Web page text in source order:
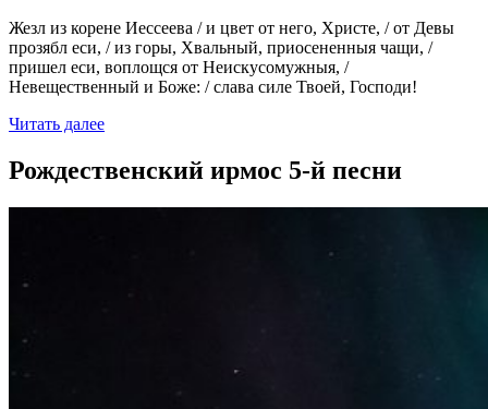
Жезл из корене Иессеева / и цвет от него, Христе, / от Девы
прозябл еси, / из горы, Хвальный, приосененныя чащи, /
пришел еси, воплощся от Неискусомужныя, /
Невещественный и Боже: / слава силе Твоей, Господи!
Читать далее
Рождественский ирмос 5-й песни